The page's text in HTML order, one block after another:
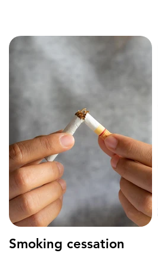
Smoking cessation